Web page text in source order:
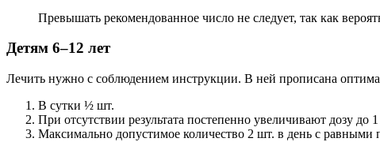
Превышать рекомендованное число не следует, так как
Детям 6–12 лет
Лечить нужно с соблюдением инструкции. В ней прописана
В сутки ½ шт.
При отсутствии результата постепенно увеличивают дозу до
Максимально допустимое количество 2 шт. в день с равными